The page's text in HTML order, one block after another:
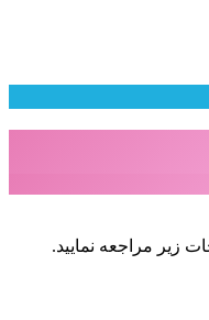
زیر مراجعه نمایید.